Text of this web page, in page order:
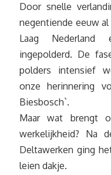
Door snelle
negentiende eeuw
Laag
ingepolderd. De
polders intensief
onze herinnering
Biesbosch`.
Maar wat brengt
werkelijkheid? Na
Deltawerken ging
leien dakje.